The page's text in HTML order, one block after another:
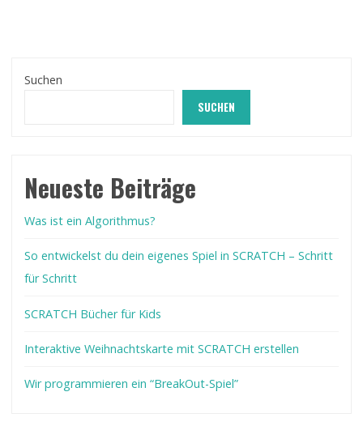
Suchen
SUCHEN
Neueste Beiträge
Was ist ein Algorithmus?
So entwickelst du dein eigenes Spiel in SCRATCH – Schritt
für Schritt
SCRATCH Bücher für Kids
Interaktive Weihnachtskarte mit SCRATCH erstellen
Wir programmieren ein “BreakOut-Spiel”